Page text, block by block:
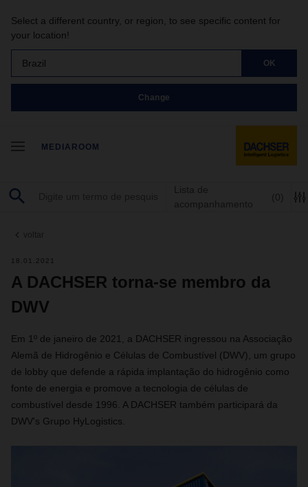
Select a different country, or region, to see specific content for
your location!
Brazil OK
Change
MEDIAROOM
Lista de
acompanhamento
(0)
voltar
18.01.2021
A DACHSER torna-se membro da
DWV
Em 1º de janeiro de 2021, a DACHSER ingressou na Associação
Alemã de Hidrogênio e Células de Combustível (DWV), um grupo
de lobby que defende a rápida implantação do hidrogênio como
fonte de energia e promove a tecnologia de células de
combustível desde 1996. A DACHSER também participará da
DWV's Grupo HyLogistics.